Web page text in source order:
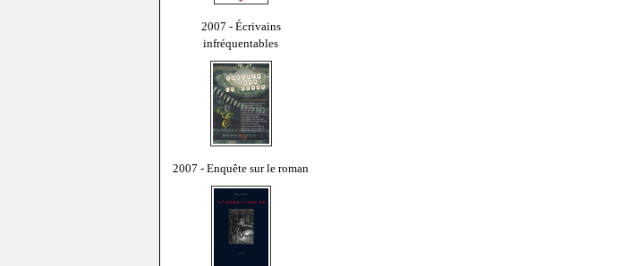
2007 - Écrivains
infréquentables
2007 - Enquête sur le roman